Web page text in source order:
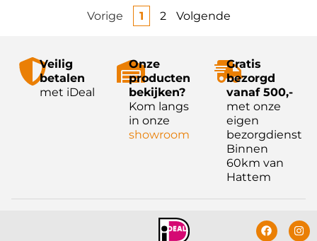
Vorige 1 2 Volgende
Veilig
betalen
met iDeal
Onze
producten
bekijken?
Kom langs
in onze
showroom
Gratis
bezorgd
vanaf 500,-
met onze
eigen
bezorgdienst
Binnen
60km van
Hattem